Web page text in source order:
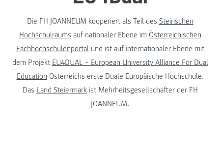
Die FH JOANNEUM kooperiert als Teil des Steirischen
Hochschulraums auf nationaler Ebene im Österreichischen
Fachhochschulenportalund ist auf internationaler Ebene mit
dem Projekt EU4DUAL – European University Alliance For Dual
Education Österreichs erste Duale Europäische Hochschule.
Das Land Steiermarkist Mehrheitsgesellschafter der FH
JOANNEUM.